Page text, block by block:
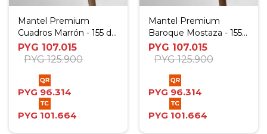
Mantel Premium
Cuadros Marrón - 155 de
diámetro
PYG 107.015
PYG 125.900
PYG 96.314
PYG 101.664
Mantel Premium
Baroque Mostaza - 155
de diamétro
PYG 107.015
PYG 125.900
PYG 96.314
PYG 101.664